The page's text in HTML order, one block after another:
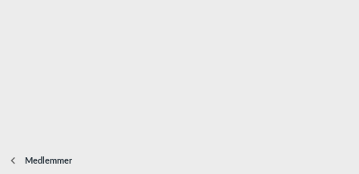
Medlemmer